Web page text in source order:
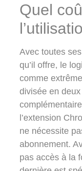
Quel
Avec toutes
qu’il offre, le
comme
divisée en
l’extension
ne nécessite
abonnement.
pas accès à la